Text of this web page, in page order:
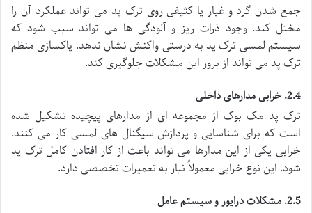
جمع شدن گرد و غبار یا کثیفی روی ترک پد می تواند عملکرد آن را
مختل کند. وجود ذرات ریز و آلودگی ها می تواند سبب شود که
سیستم لمسی ترک پد به درستی واکنش نشان ندهد. پاکسازی منظم
ترک پد می تواند از بروز این مشکلات جلوگیری کند.
2.4. خرابی مدارهای داخلی
ترک پد مک بوک از مجموعه ای از مدارهای پیچیده تشکیل شده
است که برای شناسایی و پردازش سیگنال های لمسی کار می کنند.
خرابی یکی از این مدارها می تواند باعث از کار افتادن کامل ترک پد
شود. این نوع خرابی معمولاً نیاز به تعمیرات تخصصی دارد.
2.5. مشکلات درایور و سیستم عامل